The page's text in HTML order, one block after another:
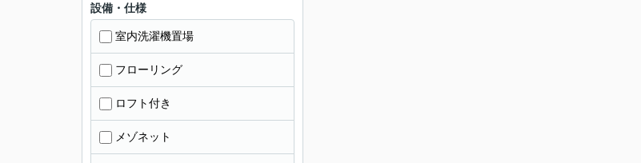
設備・仕様
室内洗濯機置場
フローリング
ロフト付き
メゾネット